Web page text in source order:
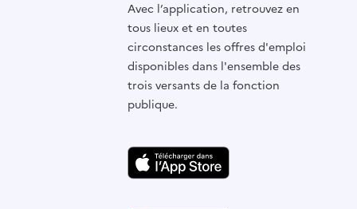
Avec l’application, retrouvez en
tous lieux et en toutes
circonstances les offres d'emploi
disponibles dans l'ensemble des
trois versants de la fonction
publique.